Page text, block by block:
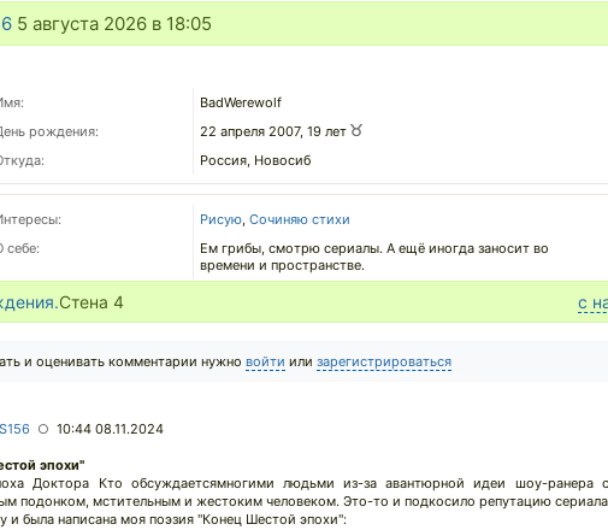
5 августа 2026 в 18:05
BadWerewolf
рождения:
22 апреля 2007, 19 лет
Россия, Новосиб
Рисую, Сочиняю стихи
себе:
Ем грибы, смотрю сериалы. А ещё иногда заносит во
времени и пространстве.
Стена 4 с
и оценивать комментарии нужно войти или зарегистрироваться
○ 10:44 08.11.2024
эпохи"
Доктора Кто обсуждаетсямногими людьми из-за авантюрной идеи шоу-ранера
подонком, мстительным и жестоким человеком. Это-то и подкосило репутацию
и была написана моя поэзия "Конец Шестой эпохи":